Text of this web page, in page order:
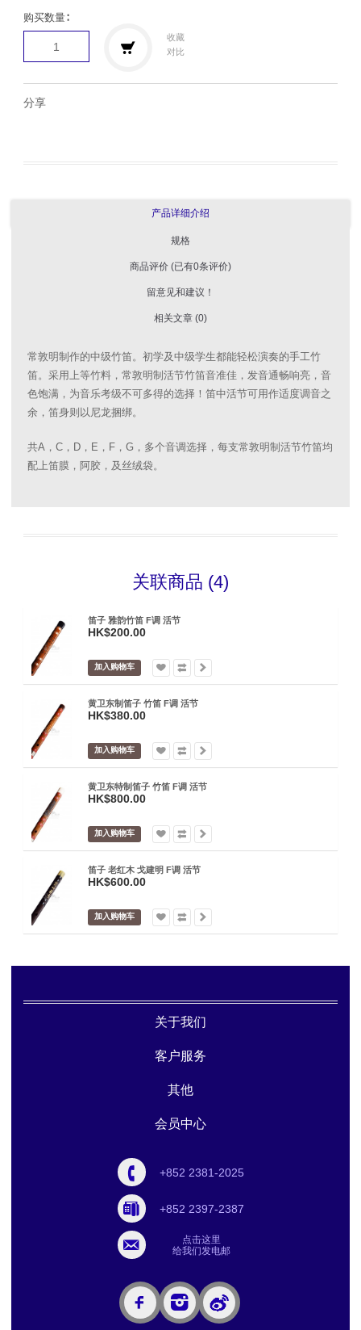
购买数量∶
收藏
对比
分享
产品详细介绍
规格
商品评价 (已有0条评价)
留意见和建议！
相关文章 (0)
常敦明制作的中级竹笛。初学及中级学生都能轻松演奏的手工竹
笛。采用上等竹料，常敦明制活节竹笛音准佳，发音通畅响亮，音
色饱满，为音乐考级不可多得的选择！笛中活节可用作适度调音之
余，笛身则以尼龙捆绑。
共A，C，D，E，F，G，多个音调选择，每支常敦明制活节竹笛均
配上笛膜，阿胶，及丝绒袋。
关联商品 (4)
笛子 雅韵竹笛 F调 活节
HK$200.00
加入购物车
黄卫东制笛子 竹笛 F调 活节
HK$380.00
加入购物车
黄卫东特制笛子 竹笛 F调 活节
HK$800.00
加入购物车
笛子 老红木 戈建明 F调 活节
HK$600.00
加入购物车
关于我们
客户服务
其他
会员中心
+852 2381-2025
+852 2397-2387
点击这里
给我们发电邮